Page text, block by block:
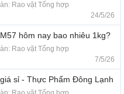
Rao vặt Tổng hợp
24/5/26
hôm nay bao nhiêu 1kg?
Rao vặt Tổng hợp
7/5/26
sỉ - Thực Phẩm Đông Lạnh